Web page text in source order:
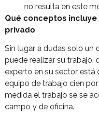
no resulta en este
Qué conceptos
privado
Sin lugar a dudas solo
puede realizar su trabajo,
experto en su sector está
equipo de trabajo cien
medida el trabajo se se
campo y de oficina.